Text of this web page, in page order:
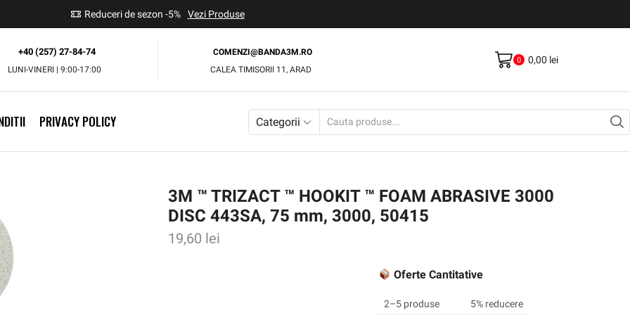
Reduceri de sezon -5% Vezi Produse
+40 (257) 27-84-74
LUNI-VINERI | 9:00-17:00
COMENZI@BANDA3M.RO
CALEA TIMISORII 11, ARAD
0 0,00 lei
PRIVACY POLICY Categorii
3M ™ TRIZACT ™ HOOKIT ™ FOAM ABRASIVE 3000
DISC 443SA, 75 mm, 3000, 50415
19,60 lei
Oferte Cantitative
2–5 produse
5% reducere